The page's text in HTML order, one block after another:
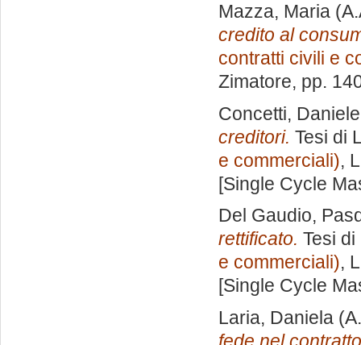
Mazza, Maria
credito al
contratti civili e
Zimatore, pp.
Concetti, Daniele
creditori. Tesi di
e commerciali),
[Single Cycle
Del Gaudio,
rettificato. Tesi
e commerciali),
[Single Cycle
Laria, Daniela
fede nel